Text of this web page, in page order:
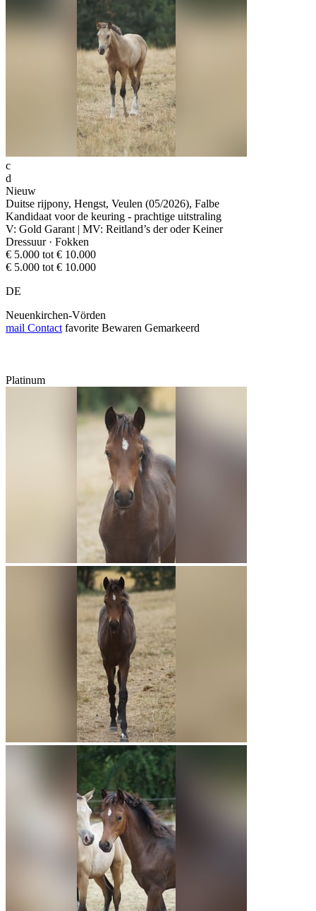
c
d
Nieuw
Duitse rijpony, Hengst, Veulen (05/2026), Falbe
Kandidaat voor de keuring - prachtige uitstraling
V: Gold Garant | MV: Reitland’s der oder Keiner
Dressuur · Fokken
€ 5.000 tot € 10.000
€ 5.000 tot € 10.000
DE
Neuenkirchen-Vörden
mail Contact favorite Bewaren Gemarkeerd
Platinum